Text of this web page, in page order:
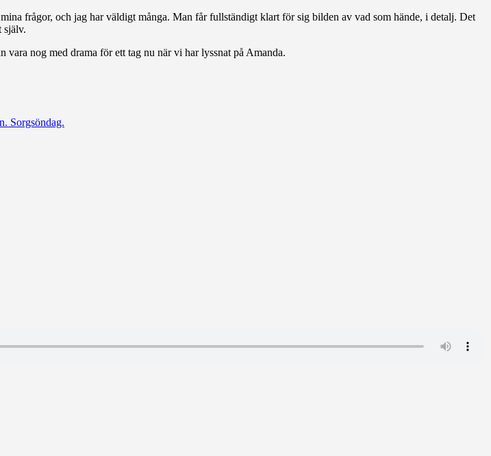
frågor, och jag har väldigt många. Man får fullständigt klart för sig bilden av vad som hände, i detalj. Det
själv.
nog med drama för ett tag nu när vi har lyssnat på Amanda.